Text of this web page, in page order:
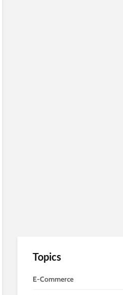
Topics
E-Commerce